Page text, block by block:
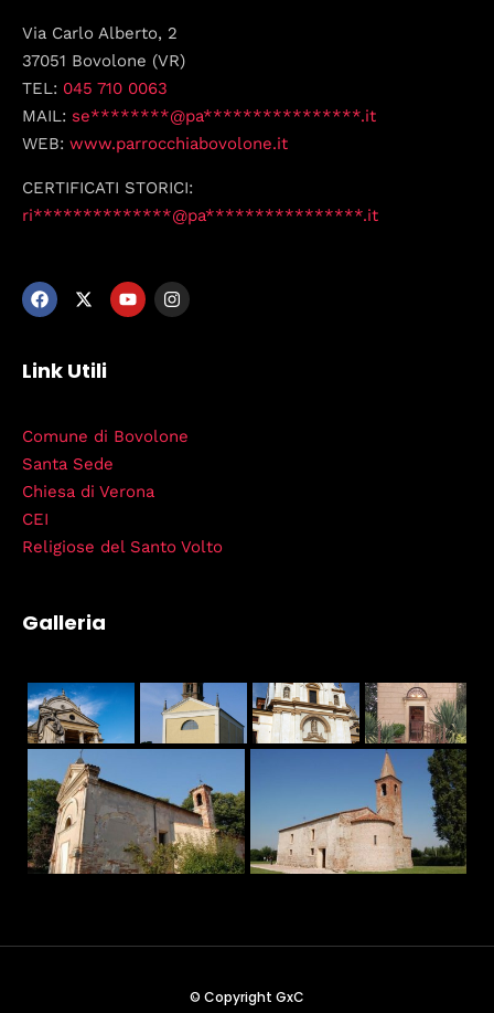
Via Carlo Alberto, 2
37051 Bovolone (VR)
TEL: 045 710 0063
MAIL: se********@pa****************.it
WEB: www.parrocchiabovolone.it
CERTIFICATI STORICI:
ri**************@pa****************.it
Link Utili
Comune di Bovolone
Santa Sede
Chiesa di Verona
CEI
Religiose del Santo Volto
Galleria
© Copyright GxC